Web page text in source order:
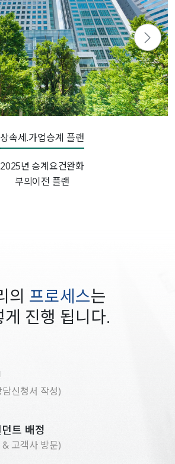
의 프로세스는
게 진행 됩니다.
신청서 작성)
트 배정
고객사 방문)